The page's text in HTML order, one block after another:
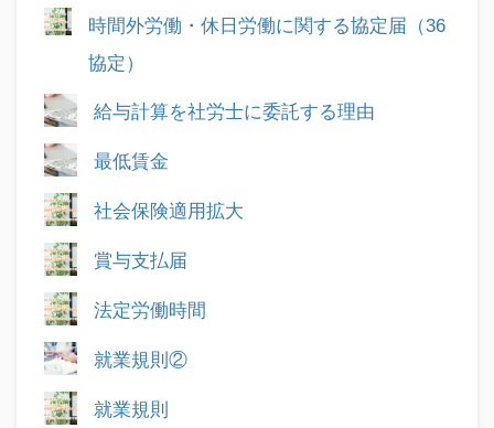
時間外労働・休日労働に関する協定届（36
協定）
給与計算を社労士に委託する理由
最低賃金
社会保険適用拡大
賞与支払届
法定労働時間
就業規則②
就業規則